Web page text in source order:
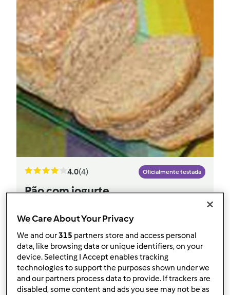
4.0(4) Oficialmente testada
Pão com iogurte
0 2 Fácil -- 47
We Care About Your Privacy
We and our315 partners store and access personal
data, like browsing data or unique identifiers, on your
device. Selecting I Accept enables tracking
technologies to support the purposes shown under we
and our partners process data to provide. If trackers are
disabled, some content and ads you see may not be as